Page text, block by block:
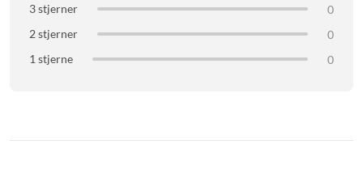
3 stjerner
0
2 stjerner
0
1 stjerne
0